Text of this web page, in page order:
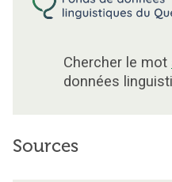
Chercher le mot
données
Sources